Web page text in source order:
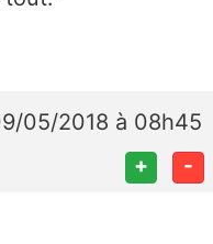
05/2018 à 08h45
+ -